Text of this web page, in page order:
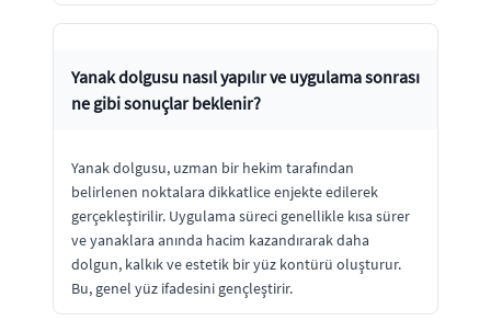
Yanak dolgusu nasıl yapılır ve uygulama sonrası
ne gibi sonuçlar beklenir?
Yanak dolgusu, uzman bir hekim tarafından
belirlenen noktalara dikkatlice enjekte edilerek
gerçekleştirilir. Uygulama süreci genellikle kısa sürer
ve yanaklara anında hacim kazandırarak daha
dolgun, kalkık ve estetik bir yüz kontürü oluşturur.
Bu, genel yüz ifadesini gençleştirir.